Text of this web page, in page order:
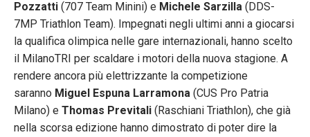
Pozzatti (707 Team Minini) e Michele Sarzilla (DDS-
7MP Triathlon Team). Impegnati negli ultimi anni a giocarsi
la qualifica olimpica nelle gare internazionali, hanno scelto
il MilanoTRI per scaldare i motori della nuova stagione. A
rendere ancora più elettrizzante la competizione
saranno Miguel Espuna Larramona (CUS Pro Patria
Milano) e Thomas Previtali (Raschiani Triathlon), che già
nella scorsa edizione hanno dimostrato di poter dire la